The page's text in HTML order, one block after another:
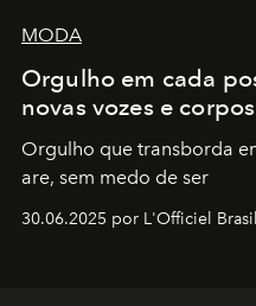
MODA
Orgulho em cada
novas vozes e corpos
Orgulho que transborda
are, sem medo de ser
30.06.2025 por L'Officiel Brasil